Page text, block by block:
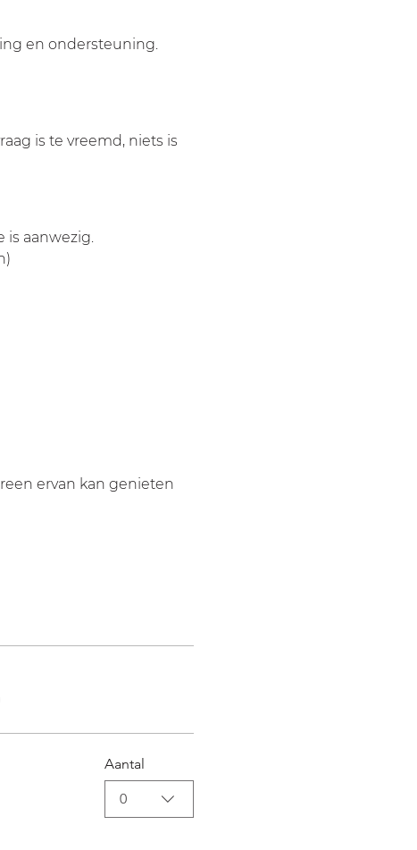
en ondersteuning.
is te vreemd, niets is
aanwezig.
ervan kan genieten
Aantal
0